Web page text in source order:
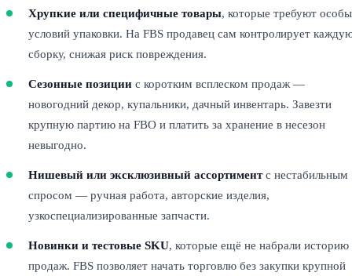
Хрупкие или специфичные товары, которые требуют
условий упаковки. На FBS продавец сам контролирует
сборку, снижая риск повреждения.
Сезонные позиции с коротким всплеском продаж —
новогодний декор, купальники, дачный инвентарь. Завезти
крупную партию на FBO и платить за хранение в несезон
невыгодно.
Нишевый или эксклюзивный ассортиментс нестабильным
спросом — ручная работа, авторские изделия,
узкоспециализированные запчасти.
Новинки и тестовые SKU, которые ещё не набрали историю
продаж. FBS позволяет начать торговлю без закупки крупной